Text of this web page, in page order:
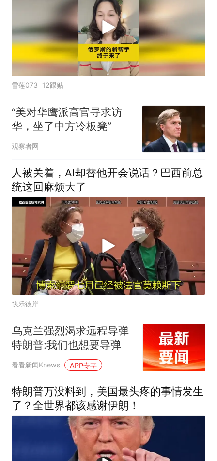
雪莲073 12跟贴
“美对华鹰派高官寻求访
华，坐了中方冷板凳”
观察者网
人被关着，AI却替他开会说话？巴西前总
统这回麻烦大了
快乐彼岸
乌克兰强烈渴求远程导弹
特朗普:我们也想要导弹
看看新闻Knews APP专享
特朗普万没料到，美国最头疼的事情发生
了？全世界都该感谢伊朗！